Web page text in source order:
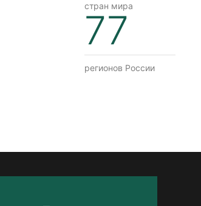
стран мира
77
регионов России